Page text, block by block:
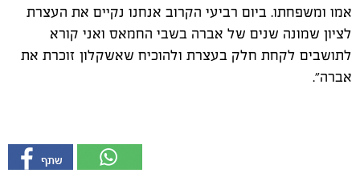
אמו ומשפחתו. ביום רביעי הקרוב אנחנו נקיים את העצרת
לציון שמונה שנים של אברה בשבי החמאס ואני קורא
לתושבים לקחת חלק בעצרת ולהוכיח שאשקלון זוכרת את
אברה״.